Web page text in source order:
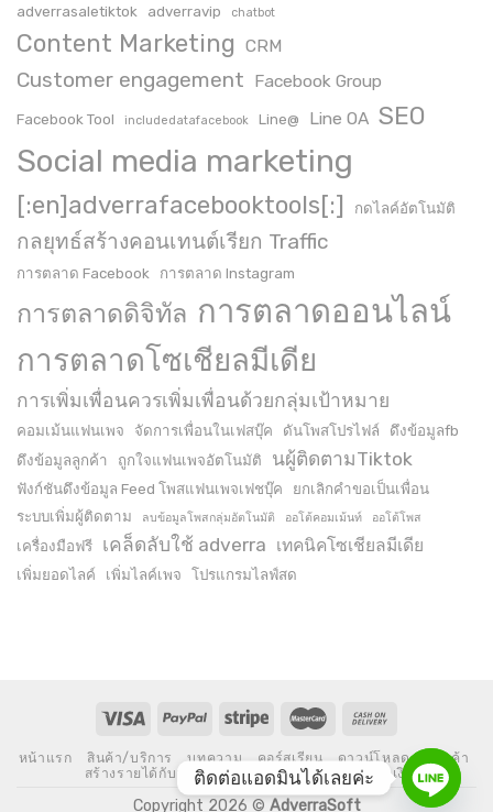
adverrasaletiktok adverravip chatbot
Content Marketing CRM
Customer engagement Facebook Group
Facebook Tool includedatafacebook Line@ Line OA SEO
Social media marketing
[:en]adverrafacebooktools[:] กดไลค์อัตโนมัติ
กลยุทธ์สร้างคอนเทนต์เรียก Traffic
การตลาด Facebook การตลาด Instagram
การตลาดดิจิทัล การตลาดออนไลน์
การตลาดโซเชียลมีเดีย
การเพิ่มเพื่อนควรเพิ่มเพื่อนด้วยกลุ่มเป้าหมาย
คอมเม้นแฟนเพจ จัดการเพื่อนในเฟสบุ๊ค ดันโพสโปรไฟล์
ดึงข้อมูลfb
ดึงข้อมูลลูกค้า
ถูกใจแฟนเพจอัตโนมัติ นผู้ติดตามTiktok
ฟังก์ชันดึงข้อมูล Feed โพสแฟนเพจเฟชบุ๊ค
ยกเลิกคำขอเป็นเพื่อน
ระบบเพิ่มผู้ติดตาม
ลบข้อมูลโพสกลุ่มอัตโนมัติ ออโต้คอมเม้นท์ ออโต้โพส
เครื่องมือฟรี เคล็ดลับใช้ adverra เทคนิคโซเชียลมีเดีย
เพิ่มยอดไลค์ เพิ่มไลค์เพจ โปรแกรมไลฟ์สด
หน้าแรก สินค้า/บริการ บทความ คอร์สเรียน ดาวน์โหลด
ร้านค้า
สร้างรายได้กับเรา
เกี่ยวกับเรา สั่งซื้อและชำระเงิน
Copyright 2026 © AdverraSoft
ติดต่อแอดมินได้เลยค่ะ